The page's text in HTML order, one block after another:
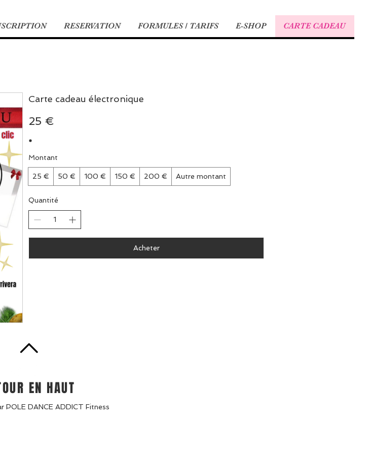
RESERVATION FORMULES / TARIFS E-SHOP CARTE CADEAU
Carte cadeau électronique
25 €
Montant
25 € 50 € 100 € 150 € 200 € Autre montant
Quantité
Acheter
EN HAUT
POLE DANCE ADDICT Fitness